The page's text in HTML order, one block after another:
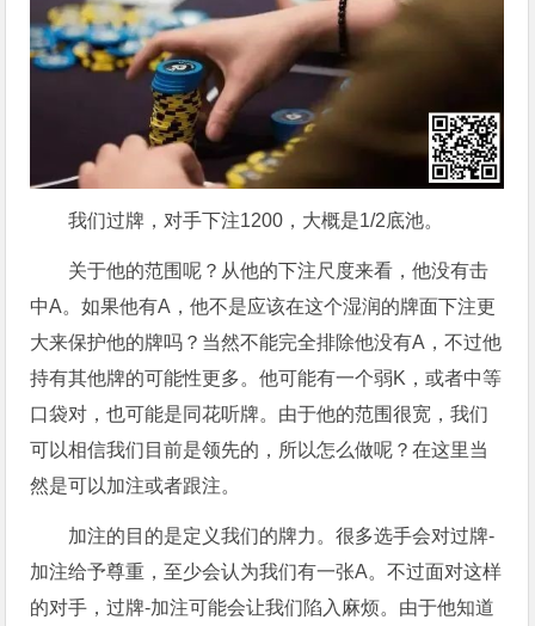
我们过牌，对手下注1200，大概是1/2底池。
关于他的范围呢？从他的下注尺度来看，他没有击
中A。如果他有A，他不是应该在这个湿润的牌面下注更
大来保护他的牌吗？当然不能完全排除他没有A，不过他
持有其他牌的可能性更多。他可能有一个弱K，或者中等
口袋对，也可能是同花听牌。由于他的范围很宽，我们
可以相信我们目前是领先的，所以怎么做呢？在这里当
然是可以加注或者跟注。
加注的目的是定义我们的牌力。很多选手会对过牌-
加注给予尊重，至少会认为我们有一张A。不过面对这样
的对手，过牌-加注可能会让我们陷入麻烦。由于他知道